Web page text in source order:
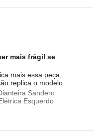
mais frágil se
mais essa peça,
replica o modelo.
Sandero
Esquerdo